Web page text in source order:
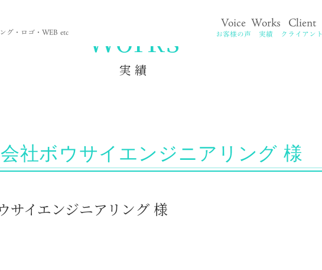
グ・ロゴ・WEB etc
Voice
お客様の声
Works
実績
Client
クライアント
Works
実 績
社ボウサイエンジニアリング 様
イエンジニアリング 様